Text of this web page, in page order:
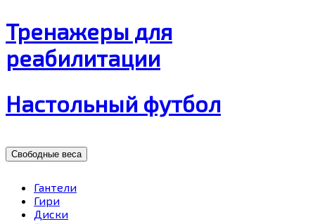
Тренажеры для
реабилитации
Настольный футбол
Свободные веса
Гантели
Гири
Диски